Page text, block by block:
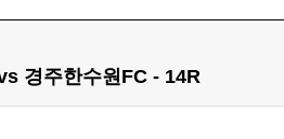
경주한수원FC - 14R